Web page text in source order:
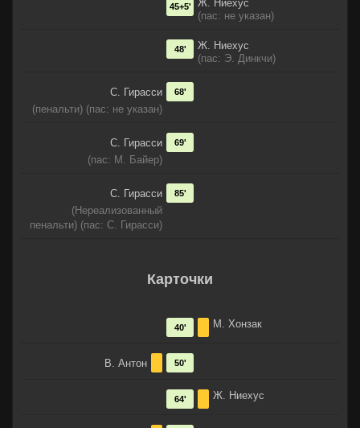
Ж. Ниехус
(пас: не указан)
45+5'
Ж. Ниехус
(пас: Э. Динкчи)
48'
С. Гирасси
(пенальти) (пас: не указан)
68'
С. Гирасси
(пас: М. Байер)
69'
С. Гирасси
(Нереализованный
пенальти) (пас: С. Гирасси)
85'
Карточки
М. Хонзак
40'
В. Антон 50'
Ж. Ниехус
64'